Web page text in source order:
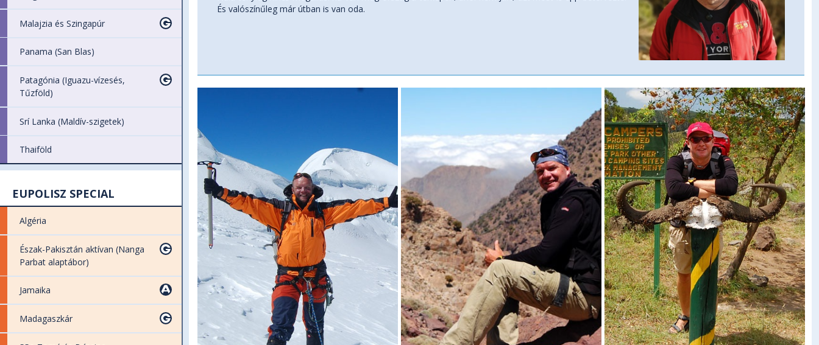
Malajzia és Szingapúr
Panama (San Blas)
Patagónia (Iguazu-vízesés,
Tűzföld)
Srí Lanka (Maldív-szigetek)
Thaiföld
EUPOLISZ SPECIAL
Algéria
Észak-Pakisztán aktívan (Nanga
Parbat alaptábor)
Jamaika
Madagaszkár
És valószínűleg már útban is van oda.